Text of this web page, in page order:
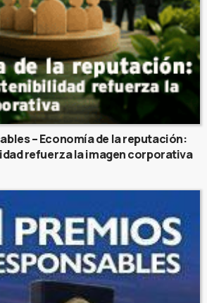
– Economía de la reputación:
refuerza la imagen corporativa